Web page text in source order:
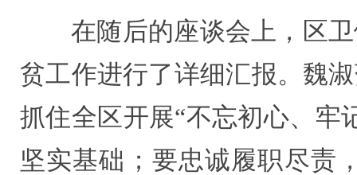
在随后的座谈会上，区
贫工作进行了详细汇报。魏
抓住全区开展“不忘初心、牢
坚实基础；要忠诚履职尽责